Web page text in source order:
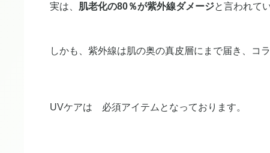
実は、 肌老化の80％が紫外線ダメージと言われて
しかも、紫外線は肌の奥の真皮層にまで届き、コ
UVケアは 必須アイテムとなっております。